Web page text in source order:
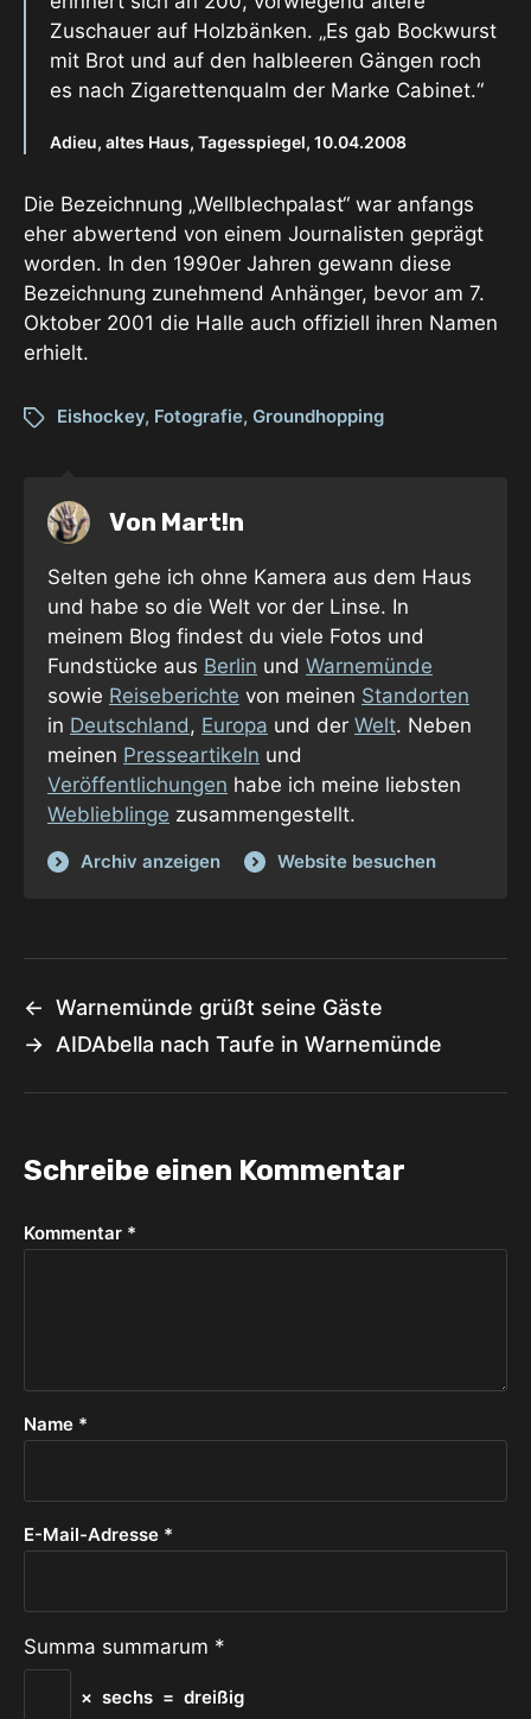
Zuschauer auf Holzbänken. „Es gab Bockwurst
mit Brot und auf den halbleeren Gängen roch
es nach Zigarettenqualm der Marke Cabinet.“
Adieu, altes Haus, Tagesspiegel, 10.04.2008
Die Bezeichnung „Wellblechpalast“ war anfangs
eher abwertend von einem Journalisten geprägt
worden. In den 1990er Jahren gewann diese
Bezeichnung zunehmend Anhänger, bevor am 7.
Oktober 2001 die Halle auch offiziell ihren Namen
erhielt.
Eishockey, Fotografie, Groundhopping
Von Mart!n
Selten gehe ich ohne Kamera aus dem Haus
und habe so die Welt vor der Linse. In
meinem Blog findest du viele Fotos und
Fundstücke aus Berlin und Warnemünde
sowie Reiseberichte von meinen Standorten
in Deutschland , Europa und der Welt. Neben
meinen Presseartikeln und
Veröffentlichungen habe ich meine liebsten
Weblieblinge zusammengestellt.
Archiv anzeigen Website besuchen
← Warnemünde grüßt seine Gäste
→ AIDAbella nach Taufe in Warnemünde
Schreibe einen Kommentar
Kommentar *
Name *
E-Mail-Adresse *
Summa summarum *
× sechs = dreißig